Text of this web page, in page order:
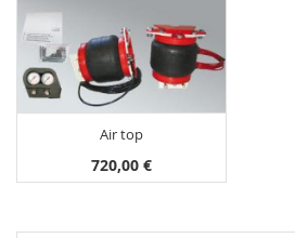
Air top
720,00 €